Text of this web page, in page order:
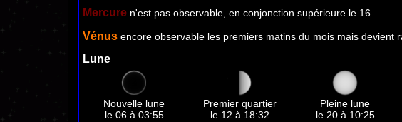
Mercure n'est pas observable, en conjonction supérieure le 16.
Vénus encore observable les premiers matins du mois mais devient
Lune
Nouvelle lune
le 06 à 03:55
Premier quartier
le 12 à 18:32
Pleine lune
le 20 à 10:25